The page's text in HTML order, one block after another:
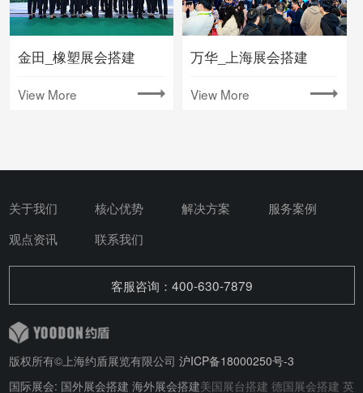
金田_橡塑展会搭建
View More
万华_上海展会搭建
View More
关于我们 核心优势 解决方案
服务案例
观点资讯
联系我们
客服咨询：400-630-7879
版权所有©上海约盾展览有限公司 沪ICP备18000250号-3
国际展会: 国外展会搭建 海外展会搭建美国展台搭建 德国展会搭建 英